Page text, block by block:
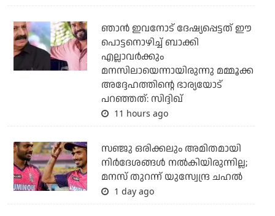
ഞാന്‍ ഇവനോട് ദേഷ്യപ്പെട്ടത് ഈ
പൊട്ടനൊഴിച്ച് ബാക്കി
എല്ലാവര്‍ക്കും
മനസിലായെന്നായിരുന്നു മമ്മൂക്ക
അദ്ദേഹത്തിന്റെ ഭാര്യയോട്
പറഞ്ഞത്: സിദ്ദിഖ്
11 hours ago
സഞ്ജു ഒരിക്കലും അമിതമായി
നിര്‍ദേശങ്ങള്‍ നല്‍കിയിരുന്നില്ല;
മനസ് തുറന്ന് യുസ്വേന്ദ്ര ചഹല്‍
1 day ago